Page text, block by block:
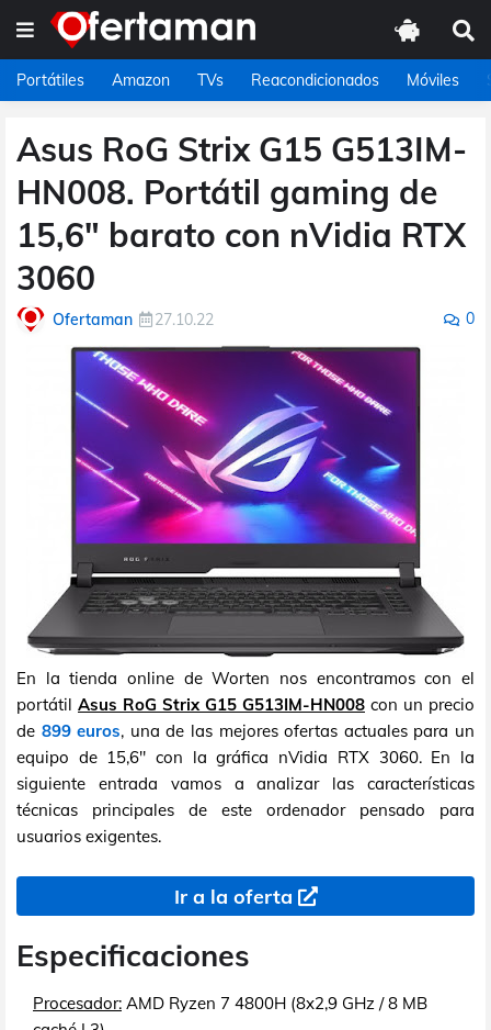
Portátiles Amazon TVs Reacondicionados Móviles
Asus RoG Strix G15 G513IM-
HN008. Portátil gaming de
15,6" barato con nVidia RTX
3060
Ofertaman 27.10.22 0
En la tienda online de Worten nos encontramos con el
portátil Asus RoG Strix G15 G513IM-HN008 con un precio
de 899 euros, una de las mejores ofertas actuales para un
equipo de 15,6" con la gráfica nVidia RTX 3060. En la
siguiente entrada vamos a analizar las características
técnicas principales de este ordenador pensado para
usuarios exigentes.
Ir a la oferta
Especificaciones
Procesador: AMD Ryzen 7 4800H (8x2,9 GHz / 8 MB